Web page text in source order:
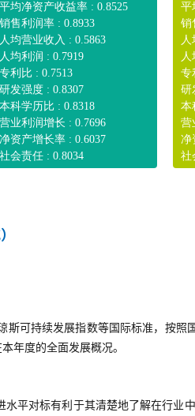
平均净资产收益率 : 0.8525
销售利润率 : 0.8933
人均营业收入 : 0.5863
人均利润 : 0.7919
专利比 : 0.7513
研发强度 : 0.8307
本科学历比 : 0.8318
营业利润增长 : 0.7696
净资产增长率 : 0.6037
社会责任 : 0.8034
平
销
人
人
专
研
本
营
净
社
可持续发展指数等国际标准，按照
年度的全面发展概况。
平对标有利于其清楚地了解在行业